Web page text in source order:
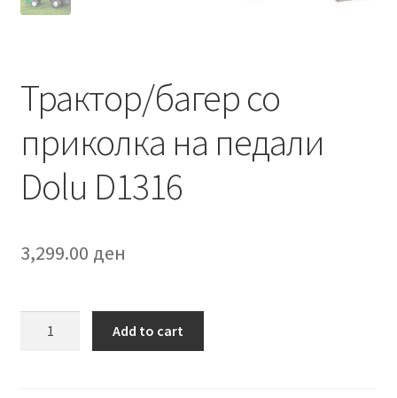
Трактор/багер со
приколка на педали
Dolu D1316
3,299.00 ден
Add to cart